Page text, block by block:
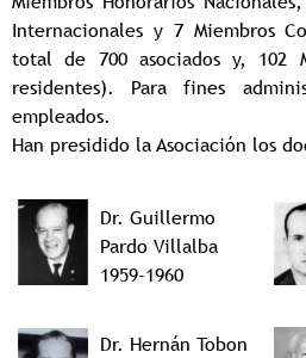
Internacionales y 7 Miembros
total de 700 asociados y, 102
residentes). Para fines
empleados.
Han presidido la Asociación los
Dr. Guillermo
Pardo Villalba
1959-1960
Dr. Hernán Tobon